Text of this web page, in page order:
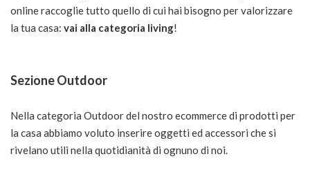
online raccoglie tutto quello di cui hai bisogno per valorizzare
la tua casa: vai alla categoria living!
Sezione Outdoor
Nella categoria Outdoor del nostro ecommerce di prodotti per
la casa abbiamo voluto inserire oggetti ed accessori che si
rivelano utili nella quotidianità di ognuno di noi.